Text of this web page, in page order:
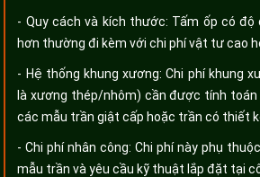
- Quy cách và kích thước: Tấm ốp có
hơn thường đi kèm với chi phí vật tư cao
- Hệ thống khung xương: Chi phí khung
là xương thép/nhôm) cần được tính
các mẫu trần giật cấp hoặc trần có thiết
- Chi phí nhân công: Chi phí này phụ
mẫu trần và yêu cầu kỹ thuật lắp đặt tại